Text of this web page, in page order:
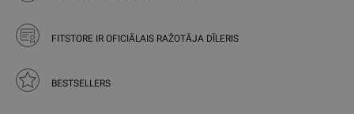
FITSTORE IR OFICIĀLAIS RAŽOTĀJA DĪLERIS
BESTSELLERS